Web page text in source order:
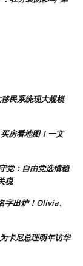
民系统现大规模
房看地图！一文
党：自由党选情稳
税
字出炉！Olivia、
卡尼总理明年访华